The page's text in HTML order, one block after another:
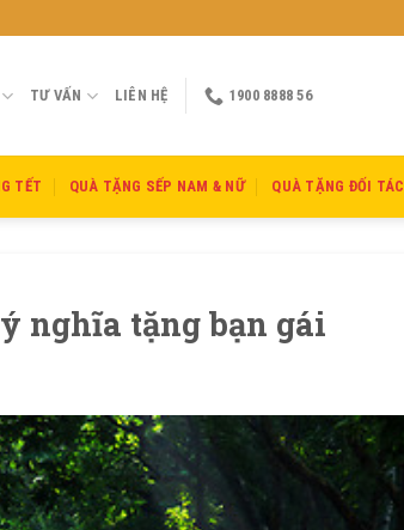
TƯ VẤN LIÊN HỆ 1900 8888 56
TẾT QUÀ TẶNG SẾP NAM & NỮ QUÀ TẶNG ĐỐI TÁC
nghĩa tặng bạn gái